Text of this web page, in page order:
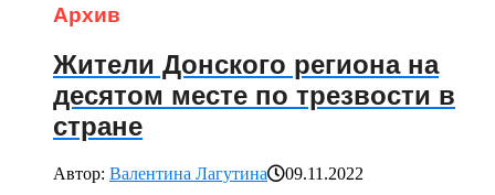
Архив
Жители Донского региона на
десятом месте по трезвости в
стране
Автор: Валентина Лагутина
09.11.2022